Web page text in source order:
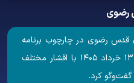
رضوی
قدس رضوی در چارچوب برنامه
منظم هفتگی خود، روز چهارشنبه ۱۳ خرداد ۱۴۰۵ با اقشار مختلف
کرد.